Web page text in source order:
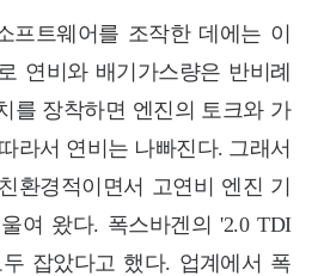
프트웨어를 조작한 데에는 이
연비와 배기가스량은 반비례
를 장착하면 엔진의 토크와 가
라서 연비는 나빠진다. 그래서
환경적이면서 고연비 엔진 기
여 왔다. 폭스바겐의 '2.0 TDI
잡았다고 했다. 업계에서 폭